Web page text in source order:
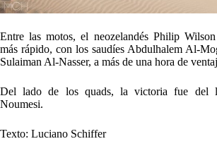
Entre las motos, el neozelandés Philip
más rápido, con los saudíes Abdulhalem Al-
Sulaiman Al-Nasser, a más de una hora de
Del lado de los quads, la victoria fue del
Noumesi.
Texto: Luciano Schiffer